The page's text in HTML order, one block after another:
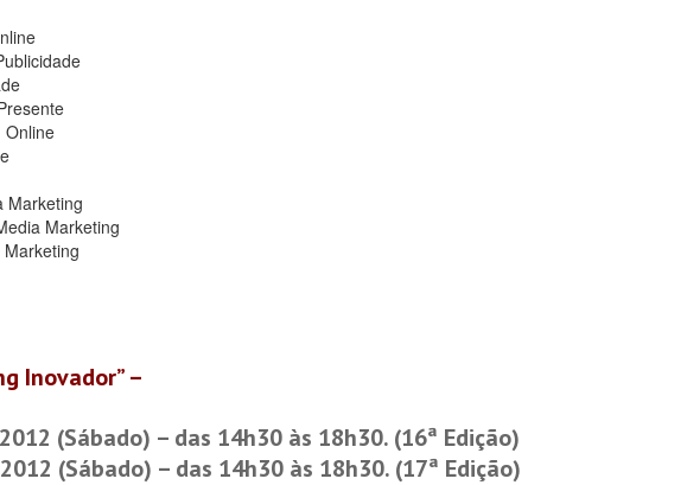
Online
Marketing
Marketing
Inovador” –
(Sábado) – das 14h30 às 18h30. (16ª Edição)
(Sábado) – das 14h30 às 18h30. (17ª Edição)